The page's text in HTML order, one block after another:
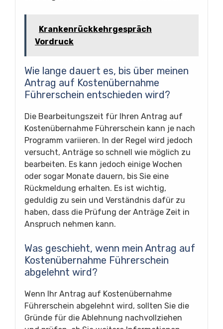
Krankenrückkehrgespräch
Vordruck
Wie lange dauert es, bis über meinen
Antrag auf Kostenübernahme
Führerschein entschieden wird?
Die Bearbeitungszeit für Ihren Antrag auf
Kostenübernahme Führerschein kann je nach
Programm variieren. In der Regel wird jedoch
versucht, Anträge so schnell wie möglich zu
bearbeiten. Es kann jedoch einige Wochen
oder sogar Monate dauern, bis Sie eine
Rückmeldung erhalten. Es ist wichtig,
geduldig zu sein und Verständnis dafür zu
haben, dass die Prüfung der Anträge Zeit in
Anspruch nehmen kann.
Was geschieht, wenn mein Antrag auf
Kostenübernahme Führerschein
abgelehnt wird?
Wenn Ihr Antrag auf Kostenübernahme
Führerschein abgelehnt wird, sollten Sie die
Gründe für die Ablehnung nachvollziehen